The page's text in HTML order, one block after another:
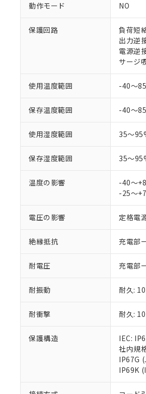
動作モード NO
保護回路
負荷短
出力逆
電源逆
サージ
使用温度範囲 -40～
保存温度範囲 -40～
使用湿度範囲 35～
保存湿度範囲 35～
温度の影響
-40～
-25～
電圧の影響 定格電
絶縁抵抗 充電部
耐電圧 充電部
耐振動 耐久:
耐衝撃 耐久:
保護構造
IEC:
社内規
IP67G
IP69K